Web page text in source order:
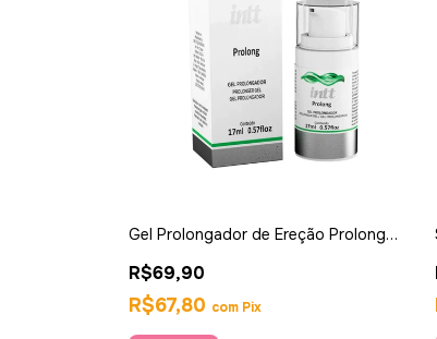
Gel Prolongador de Ereção Prolong
R$69,90
R$67,80 com Pix